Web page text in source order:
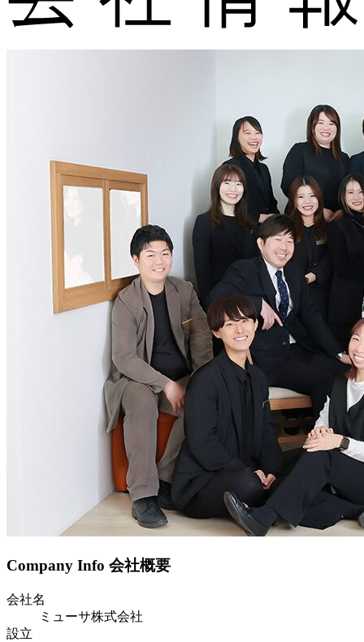
Company Info 会社概要
会社名
ミューサ株式会社
設立